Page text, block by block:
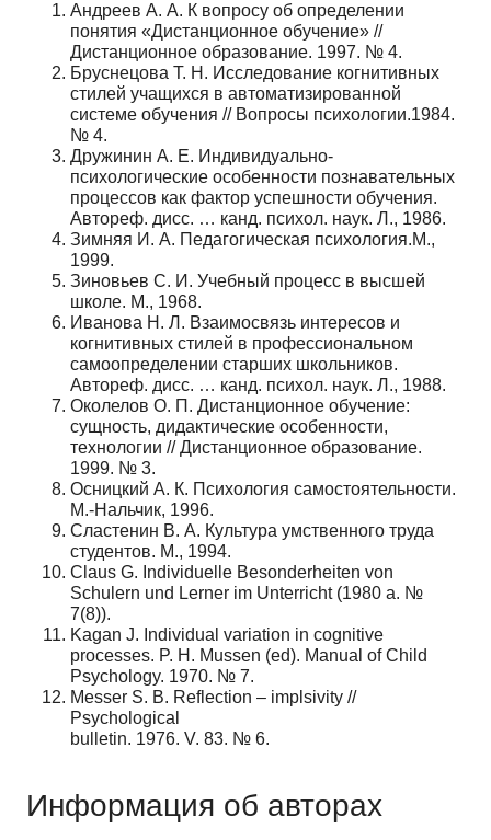
Андреев А. А. К вопросу об определении
понятия «Дистанционное обучение» //
Дистанционное образование. 1997. № 4.
Бруснецова Т. Н. Исследование когнитивных
стилей учащихся в автоматизированной
системе обучения // Вопросы психологии.1984.
№ 4.
Дружинин А. Е. Индивидуально-
психологические особенности познавательных
процессов как фактор успешности обучения.
Автореф. дисс. … канд. психол. наук. Л., 1986.
Зимняя И. А. Педагогическая психология.М.,
1999.
Зиновьев С. И. Учебный процесс в высшей
школе. М., 1968.
Иванова Н. Л. Взаимосвязь интересов и
когнитивных стилей в профессиональном
самоопределении старших школьников.
Автореф. дисс. … канд. психол. наук. Л., 1988.
Околелов О. П. Дистанционное обучение:
сущность, дидактические особенности,
технологии // Дистанционное образование.
1999. № 3.
Осницкий А. К. Психология самостоятельности.
М.-Нальчик, 1996.
Сластенин В. А. Культура умственного труда
студентов. М., 1994.
Claus G. Individuelle Besonderheiten von
Schulern und Lerner im Unterricht (1980 a. №
7(8)).
Kagan J. Individual variation in cognitive
processes. P. H. Mussen (ed). Manual of Child
Psychology. 1970. № 7.
Messer S. B. Reflection – implsivity //
Psychological
bulletin. 1976. V. 83. № 6.
Информация об авторах